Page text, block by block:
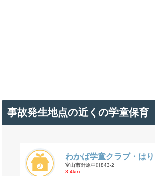
事故発生地点の近くの学童保育
わかば学童クラブ・は
富山市針原中町843-2
3.4km